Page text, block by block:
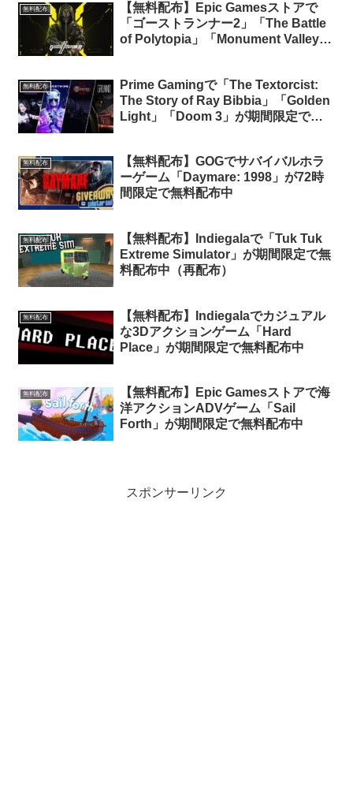
無料配布
【無料配布】Epic Gamesストアで
「ゴーストランナー2」「The Battle
of Polytopia」「Monument Valley
無料配布
Prime Gamingで「The Textorcist:
The Story of Ray Bibbia」「Golden
Light」「Doom 3」が期間限定で無
無料配布
【無料配布】GOGでサバイバルホラ
ーゲーム「Daymare: 1998」が72時
間限定で無料配布中
無料配布
【無料配布】Indiegalaで「Tuk Tuk
Extreme Simulator」が期間限定で無
料配布中（再配布）
無料配布
【無料配布】Indiegalaでカジュアル
な3Dアクションゲーム「Hard
Place」が期間限定で無料配布中
無料配布
【無料配布】Epic Gamesストアで海
洋アクションADVゲーム「Sail
Forth」が期間限定で無料配布中
スポンサーリンク